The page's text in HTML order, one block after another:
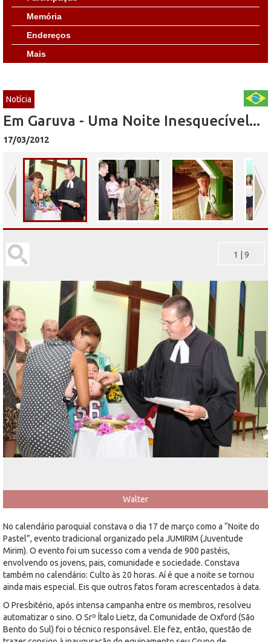
Memória
Endereços
Mais
Notícia
Em Garuva - Uma Noite Inesquecível...
17/03/2012
Walter
1 9
No calendário paroquial constava o dia 17 de março como a “Noite do
Pastel”, evento tradicional organizado pela JUMIRIM (Juventude
Mirim). O evento foi um sucesso com a venda de 900 pastéis,
envolvendo os jovens, pais, comunidade e sociedade. Constava
também no calendário: Culto às 20 horas. Aí é que a noite se tornou
ainda mais especial. Eis que outros fatos foram acrescentados à data.
O Presbitério, após intensa campanha entre os membros, resolveu
automatizar o sino. O Srº Ítalo Lietz, da Comunidade de Oxford (São
Bento do Sul) foi o técnico responsável. Ele fez, então, questão de